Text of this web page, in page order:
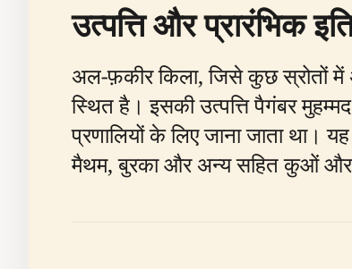
उत्पत्ति और प्रारंभिक
अल-फ़कीर किला, जिसे कुछ स्रोतों में
स्थित है। इसकी उत्पत्ति पैगंबर
प्रणालियों के लिए जाना जाता था।
मैथम, बुरका और अन्य सहित कुओं और